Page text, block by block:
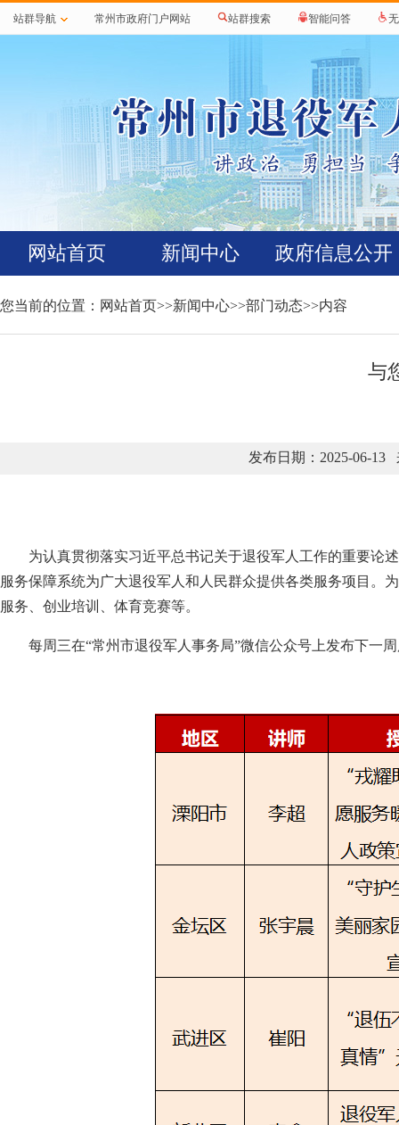
站群导航 常州市政府门户网站 站群搜索 智能问答
网站首页 新闻中心 政府信息公开
您当前的位置： 网站首页>>新闻中心>>部门动态>>内容
与
发布日期：2025-06-13
为认真贯彻落实习近平总书记关于退役军人工作的重要论
服务保障系统为广大退役军人和人民群众提供各类服务项目。
服务、创业培训、体育竞赛等。
每周三在“常州市退役军人事务局”微信公众号上发布下一